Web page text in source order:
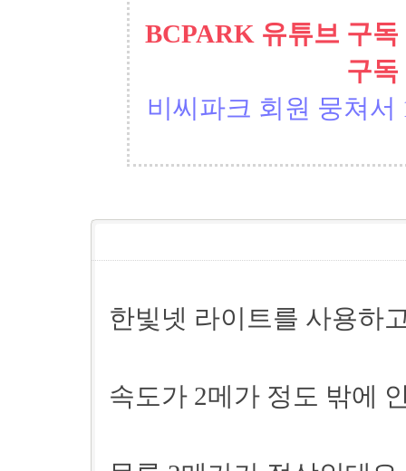
BCPARK 유튜브 구
구독
비씨파크 회원 뭉쳐서
한빛넷 라이트를 사용하
속도가 2메가 정도 밖에